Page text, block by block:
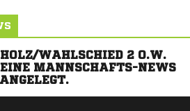
WAHLSCHIED 2 O.W.
MANNSCHAFTS-NEWS
ANGELEGT.